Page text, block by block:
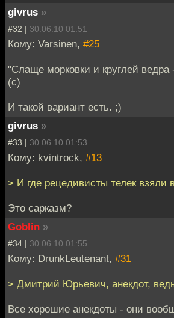
givrus »
#32 | 30.06.10 01:51
Кому: Varsinen, #25
"Слаще морковки и круглей ведра
(с)
И такой вариант есть. ;)
givrus »
#33 | 30.06.10 01:53
Кому: kvintrock, #13
> И где рецедивисты телек взяли
Это сарказм?
Goblin »
#34 | 30.06.10 01:55
Кому: DrunkLeutenant, #31
> Дмитрий Юрьевич, анекдот,
Все хорошие анекдоты - они